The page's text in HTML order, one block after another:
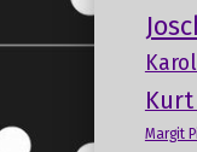
Margit